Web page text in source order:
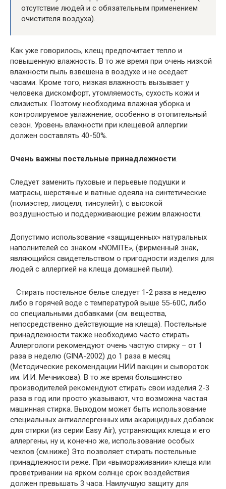
отсутствие людей и с обязательным применением
очистителя воздуха).
Как уже говорилось, клещ предпочитает тепло и
повышенную влажность. В то же время при очень низкой
влажности пыль взвешена в воздухе и не оседает
часами. Кроме того, низкая влажность вызывает у
человека дискомфорт, утомляемость, сухость кожи и
слизистых. Поэтому необходима влажная уборка и
контролируемое увлажнение, особенно в отопительный
сезон. Уровень влажности при клещевой аллергии
должен составлять 40-50%.
Очень важны постельные принадлежности.
Следует заменить пуховые и перьевые подушки и
матрасы, шерстяные и ватные одеяла на синтетические
(полиэстер, лиоцелл, тинсулейт), с высокой
воздушностью и поддерживающие режим влажности.
Допустимо использование «защищенных» натуральных
наполнителей со знаком «NOMITE», (фирменный знак,
являющийся свидетельством о пригодности изделия для
людей с аллергией на клеща домашней пыли).
Стирать постельное белье следует 1-2 раза в неделю
либо в горячей воде с температурой выше 55-60С, либо
со специальными добавками (см. вещества,
непосредственно действующие на клеща). Постельные
принадлежности также необходимо часто стирать.
Аллергологи рекомендуют очень частую стирку – от 1
раза в неделю (GINA-2002) до 1 раза в месяц
(Методические рекомендации НИИ вакцин и сывороток
им. И.И. Мечникова). В то же время большинство
производителей рекомендуют стирать свои изделия 2-3
раза в год или просто указывают, что возможна частая
машинная стирка. Выходом может быть использование
специальных антиаллергенных или акарицидных добавок
для стирки (из серии Easy Air), устраняющих клеща и его
аллергены, ну и, конечно же, использование особых
чехлов (см.ниже) Это позволяет стирать постельные
принадлежности реже. При «вымораживании» клеща или
проветривании на ярком солнце срок воздействия
должен превышать 3 часа. Наилучшую защиту для